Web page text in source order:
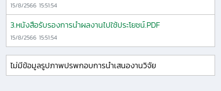
15/8/2566 15:51:54
3.หนังสือรับรองการนำผลงานไปใช้ประโยชน์.PDF
15/8/2566 15:51:54
ไม่มีข้อมูลรูปภาพปรพกอบการนำเสนองานวิจัย